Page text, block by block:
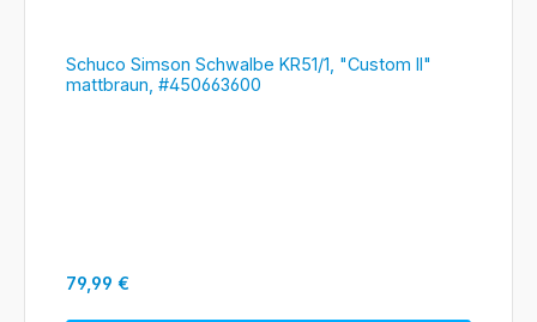
Schuco Simson Schwalbe KR51/1, "Custom II"
mattbraun, #450663600
Regulärer Preis:
79,99 €